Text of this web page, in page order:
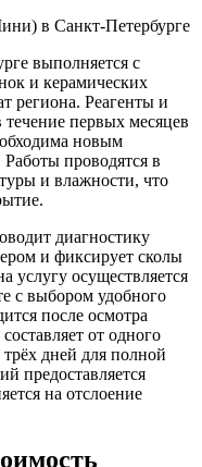
выполняется с
и керамических
региона. Реагенты и
первых месяцев
новым
проводятся в
и влажности, что
диагностику
и фиксирует сколы
услугу осуществляется
с выбором удобного
после осмотра
от одного
дней для полной
предоставляется
на отслоение